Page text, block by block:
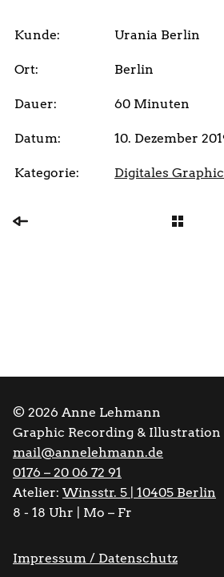
Kunde: Urania Berlin
Ort: Berlin
Dauer: 60 Minuten
Datum: 10. Dezember
Kategorie: Digitales
© 2026 Anne Lehmann
Graphic Recording & Illustration
mail@annelehmann.de
0176 – 20 06 72 91
Atelier: Winsstr. 5 | 10405 Berlin
8 - 18 Uhr | Mo – Fr
Impressum / Datenschutz